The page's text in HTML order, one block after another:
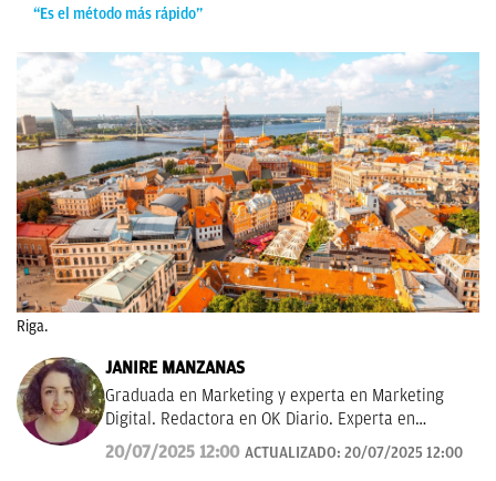
“Es el método más rápido”
Riga.
JANIRE MANZANAS
Graduada en Marketing y experta en Marketing
Digital. Redactora en OK Diario. Experta en
curiosidades, mascotas, consumo y Lotería de
Navidad.
20/07/2025 12:00 ACTUALIZADO: 20/07/2025 12:00